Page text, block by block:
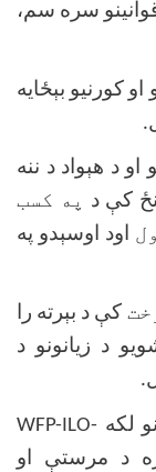
سره سم،
كورنيو بېځايه
او د هېواد د ننه
كې د
په کسب
اود اوسېدو په
كې د بېرته را
د زيانونو د
لكه WFP-ILO-
د مرستې او